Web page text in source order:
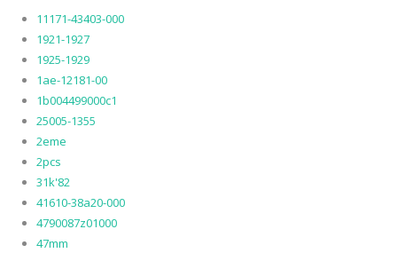
11171-43403-000
1921-1927
1925-1929
1ae-12181-00
1b004499000c1
25005-1355
2eme
2pcs
31k'82
41610-38a20-000
4790087z01000
47mm